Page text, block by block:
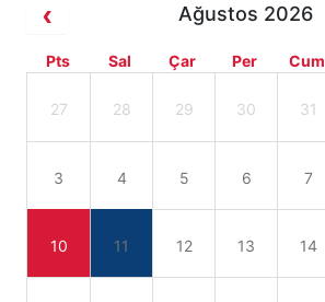
Ağustos 2026
Pts Sal Çar Per Cum
27 28 29 30 31
3 4 5 6 7
10 11 12 13 14